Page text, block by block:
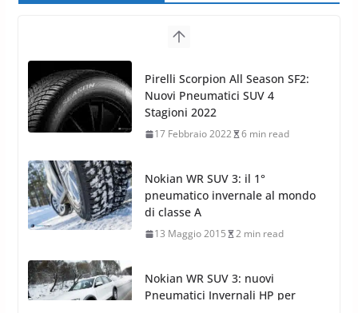
Stagioni 2022
17 Febbraio 2022
di classe A
13 Maggio 2015
condizioni invernali difficili